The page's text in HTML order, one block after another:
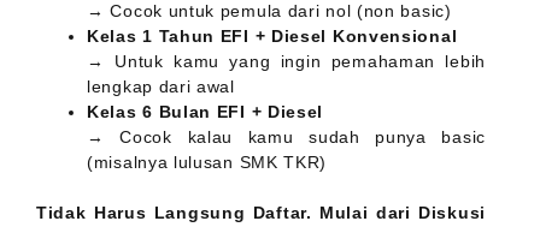
→ Cocok untuk pemula dari nol (non basic)
Kelas 1 Tahun EFI + Diesel Konvensional
→ Untuk kamu yang ingin pemahaman lebih
lengkap dari awal
Kelas 6 Bulan EFI + Diesel
→ Cocok kalau kamu sudah punya basic
(misalnya lulusan SMK TKR)
Tidak Harus Langsung Daftar. Mulai dari Diskusi